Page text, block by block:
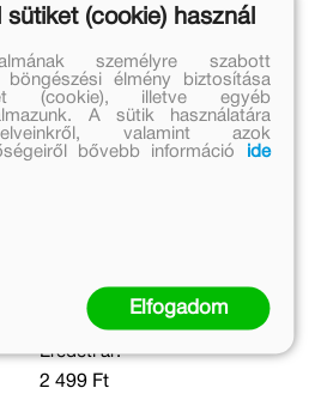
Ivona Březinová
Eredeti ár:
2 499 Ft
sütiket (cookie) használ
személyre szabott
élmény biztosítása
(cookie), illetve egyéb
A sütik használatára
valamint azok
bővebb információ
ide
Elfogadom